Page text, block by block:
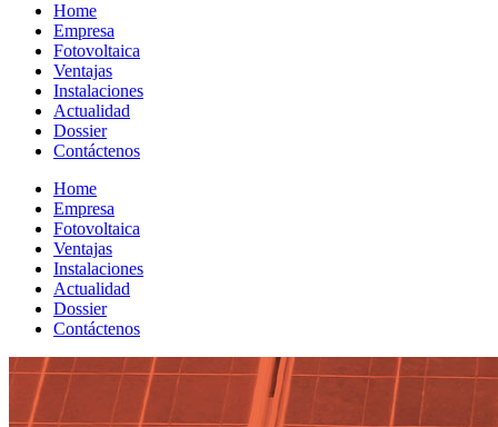
Home
Empresa
Fotovoltaica
Ventajas
Instalaciones
Actualidad
Dossier
Contáctenos
Home
Empresa
Fotovoltaica
Ventajas
Instalaciones
Actualidad
Dossier
Contáctenos